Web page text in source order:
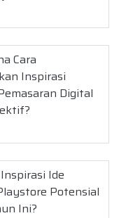
Cara
Inspirasi
Digital
Ide
Potensial
Ini?